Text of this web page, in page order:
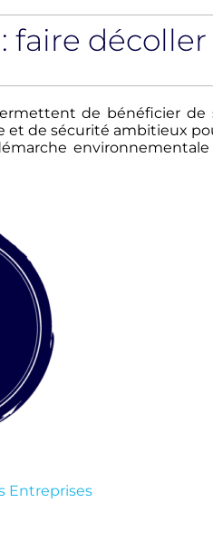
faire
de bénéficier
de sécurité ambitieux
Entreprises